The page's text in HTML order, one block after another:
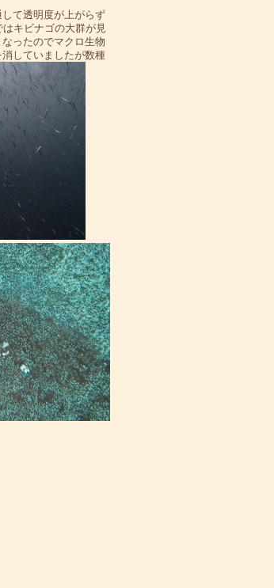
て透明度が上がらず
キビナゴの大群が見
ったのでマクロ生物
していましたが数種